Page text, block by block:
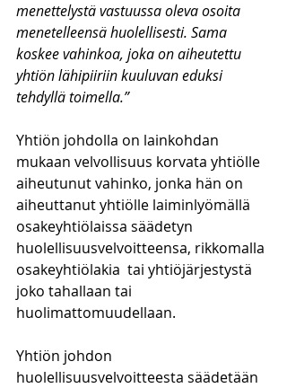
menettelystä vastuussa oleva osoita
menetelleensä huolellisesti. Sama
koskee vahinkoa, joka on aiheutettu
yhtiön lähipiiriin kuuluvan eduksi
tehdyllä toimella.”
Yhtiön johdolla on lainkohdan
mukaan velvollisuus korvata yhtiölle
aiheutunut vahinko, jonka hän on
aiheuttanut yhtiölle laiminlyömällä
osakeyhtiölaissa säädetyn
huolellisuusvelvoitteensa, rikkomalla
osakeyhtiölakia  tai yhtiöjärjestystä
joko tahallaan tai
huolimattomuudellaan.
Yhtiön johdon
huolellisuusvelvoitteesta säädetään